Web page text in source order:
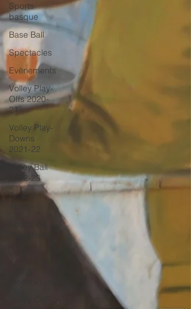
Sports
basque
Base Ball
Spectacles
Evènements
Volley Play-
Offs 2020-
21
Volley Play-
Downs
2021-22
Volley Ball
2022-23
Beach